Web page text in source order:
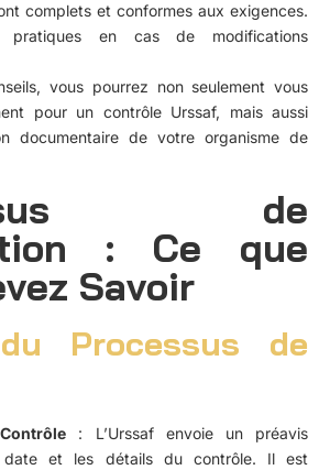
complets et conformes aux exigences.
pratiques en cas de modifications
vous pourrez non seulement vous
pour un contrôle Urssaf, mais aussi
documentaire de votre organisme de
de
: Ce que
Savoir
Processus de
: L’Urssaf envoie un préavis
date et les détails du contrôle. Il est